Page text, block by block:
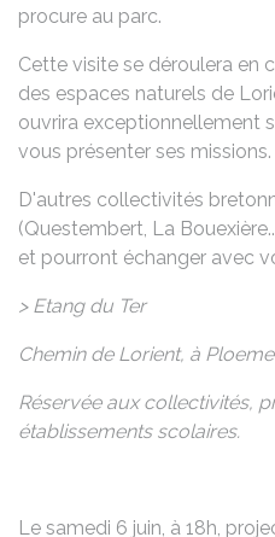
procure au parc.
Cette visite se déroulera en
des espaces naturels de
ouvrira exceptionnellement
vous présenter ses missions.
D'autres collectivités
(Questembert, La
et pourront échanger avec
> Etang du Ter
Chemin de Lorient, à
Réservée aux collectivités,
établissements scolaires.
Le samedi 6 juin, à 18h,